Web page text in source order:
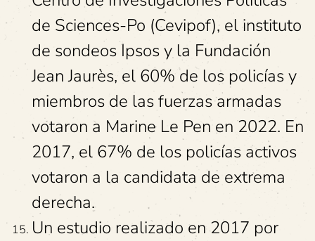
de Sciences-Po (Cevipof), el instituto
de sondeos Ipsos y la Fundación
Jean Jaurès, el 60% de los policías y
miembros de las fuerzas armadas
votaron a Marine Le Pen en 2022. En
2017, el 67% de los policías activos
votaron a la candidata de extrema
derecha.
Un estudio realizado en 2017 por